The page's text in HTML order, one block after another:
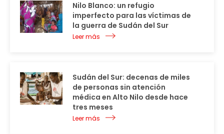
Nilo Blanco: un refugio
imperfecto para las víctimas de
la guerra de Sudán del Sur
Leer más
Sudán del Sur: decenas de miles
de personas sin atención
médica en Alto Nilo desde hace
tres meses
Leer más